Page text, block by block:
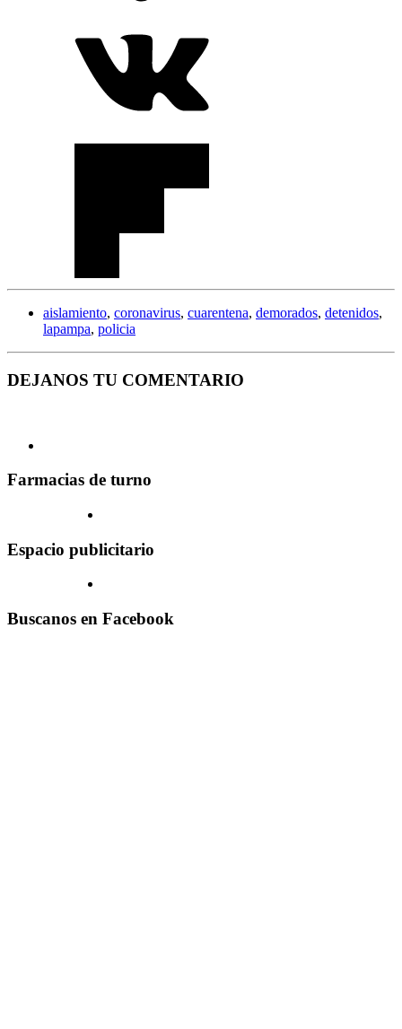
aislamiento, coronavirus, cuarentena, demorados, detenidos,
lapampa, policia
DEJANOS TU COMENTARIO
Farmacias de turno
Espacio publicitario
Buscanos en Facebook